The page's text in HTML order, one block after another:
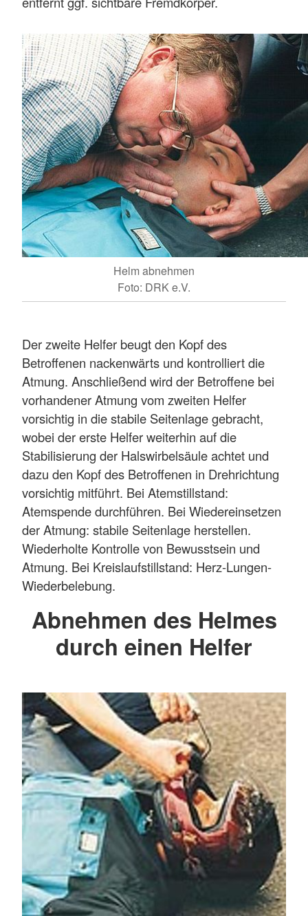
Helm abnehmen
Foto: DRK e.V.
Der zweite Helfer beugt den Kopf des
Betroffenen nackenwärts und kontrolliert die
Atmung. Anschließend wird der Betroffene bei
vorhandener Atmung vom zweiten Helfer
vorsichtig in die stabile Seitenlage gebracht,
wobei der erste Helfer weiterhin auf die
Stabilisierung der Halswirbelsäule achtet und
dazu den Kopf des Betroffenen in Drehrichtung
vorsichtig mitführt. Bei Atemstillstand:
Atemspende durchführen. Bei Wiedereinsetzen
der Atmung: stabile Seitenlage herstellen.
Wiederholte Kontrolle von Bewusstsein und
Atmung. Bei Kreislaufstillstand: Herz-Lungen-
Wiederbelebung.
Abnehmen des Helmes
durch einen Helfer